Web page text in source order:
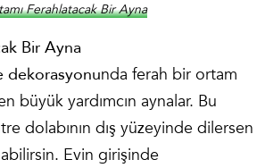
Ferahlatacak Bir Ayna
Bir Ayna
dekorasyonunda ferah bir ortam
büyük yardımcın aynalar. Bu
dolabının dış yüzeyinde dilersen
Evin girişinde